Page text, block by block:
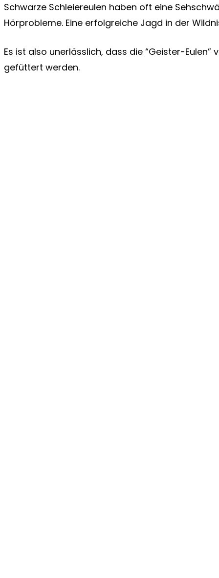
Schwarze Schleiereulen haben oft eine
Hörprobleme. Eine erfolgreiche Jagd in der
Es ist also unerlässlich, dass die “Geister-
gefüttert werden.